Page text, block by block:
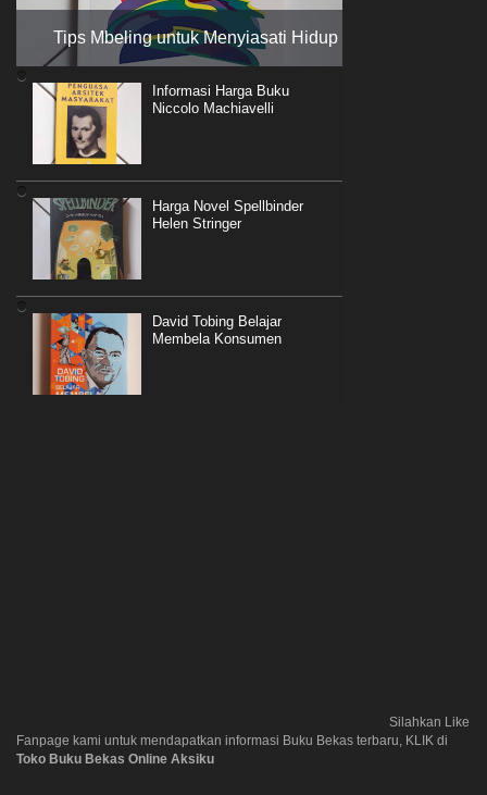
Tips Mbeling untuk Menyiasati Hidup
Informasi Harga Buku
Niccolo Machiavelli
Harga Novel Spellbinder
Helen Stringer
David Tobing Belajar
Membela Konsumen
Silahkan Like
Fanpage kami untuk mendapatkan informasi Buku Bekas terbaru, KLIK di
Toko Buku Bekas Online Aksiku